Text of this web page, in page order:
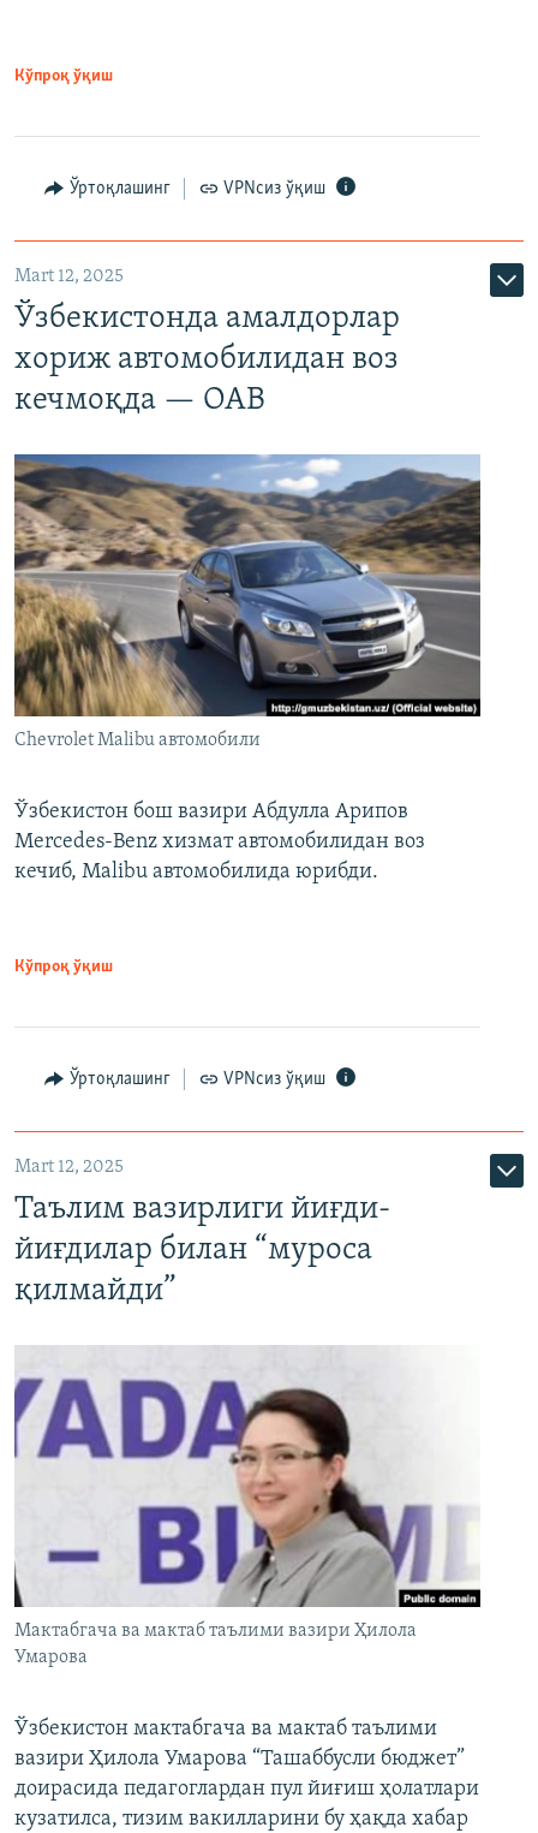
Кўпроқ ўқиш
Ўртоқлашинг VPNсиз ўқиш
Mart 12, 2025
Ўзбекистонда амалдорлар
хориж автомобилидан воз
кечмоқда — ОАВ
Chevrolet Malibu автомобили
Ўзбекистон бош вазири Абдулла Арипов
Mercedes-Benz хизмат автомобилидан воз
кечиб, Malibu автомобилида юрибди.
Кўпроқ ўқиш
Ўртоқлашинг VPNсиз ўқиш
Mart 12, 2025
Таълим вазирлиги йиғди-
йиғдилар билан “муроса
қилмайди”
Мактабгача ва мактаб таълими вазири Ҳилола
Умарова
Ўзбекистон мактабгача ва мактаб таълими
вазири Ҳилола Умарова “Ташаббусли бюджет”
доирасида педагоглардан пул йиғиш ҳолатлари
кузатилса, тизим вакилларини бу ҳақда хабар